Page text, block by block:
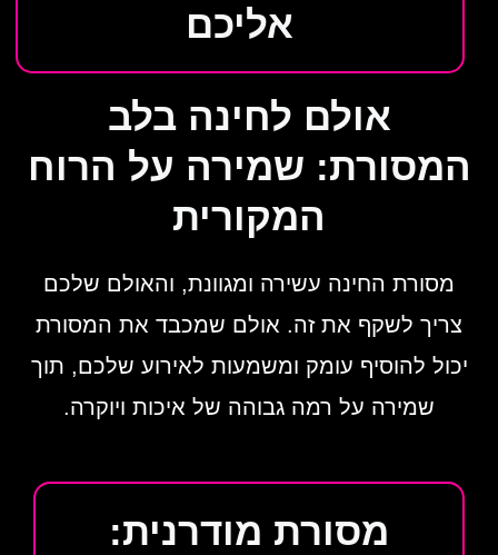
אליכם
אולם לחינה בלב
המסורת: שמירה על הרוח
המקורית
מסורת החינה עשירה ומגוונת, והאולם שלכם
צריך לשקף את זה. אולם שמכבד את המסורת
יכול להוסיף עומק ומשמעות לאירוע שלכם, תוך
שמירה על רמה גבוהה של איכות ויוקרה.
מסורת מודרנית: